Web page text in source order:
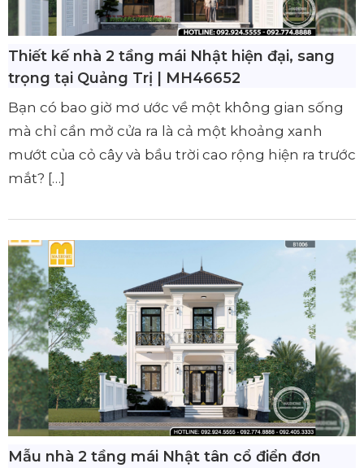
Thiết kế nhà 2 tầng mái Nhật hiện đại, sang
trọng tại Quảng Trị | MH46652
Bạn có bao giờ mơ ước về một không gian sống
mà chỉ cần mở cửa ra là cả một khoảng xanh
mướt của cỏ cây và bầu trời cao rộng hiện ra trước
mắt? […]
Mẫu nhà 2 tầng mái Nhật tân cổ điển đơn